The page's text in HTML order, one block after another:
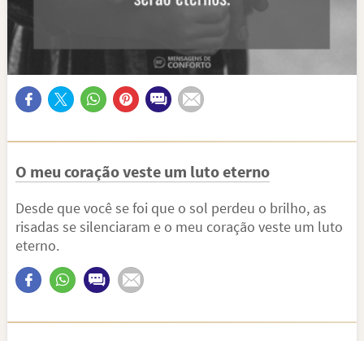
O meu coração veste um luto eterno
Desde que você se foi que o sol perdeu o brilho, as
risadas se silenciaram e o meu coração veste um luto
eterno.